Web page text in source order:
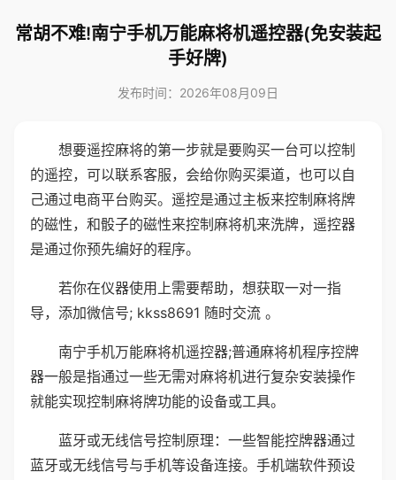
常胡不难!南宁手机万能麻将机遥控器(免安装起
手好牌)
发布时间：2026年08月09日
想要遥控麻将的第一步就是要购买一台可以控制
的遥控，可以联系客服，会给你购买渠道，也可以自
己通过电商平台购买。遥控是通过主板来控制麻将牌
的磁性，和骰子的磁性来控制麻将机来洗牌，遥控器
是通过你预先编好的程序。
若你在仪器使用上需要帮助，想获取一对一指
导，添加微信号; kkss8691 随时交流 。
南宁手机万能麻将机遥控器;普通麻将机程序控牌
器一般是指通过一些无需对麻将机进行复杂安装操作
就能实现控制麻将牌功能的设备或工具。
蓝牙或无线信号控制原理：一些智能控牌器通过
蓝牙或无线信号与手机等设备连接。手机端软件预设